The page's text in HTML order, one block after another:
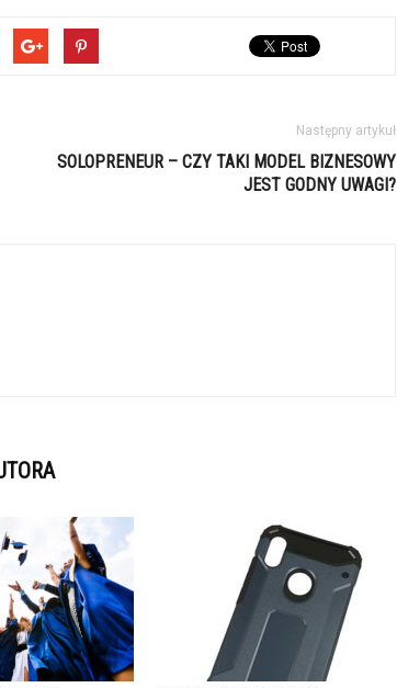
Następny artykuł
SOLOPRENEUR – CZY TAKI MODEL BIZNESOWY
JEST GODNY UWAGI?